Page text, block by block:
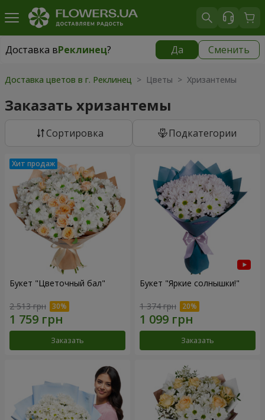
Доставка вРеклинец? Да Сменить
Доставка вРеклинец|
Доставка цветов в г. Реклинец > Цветы > Хризантемы
Заказать хризантемы
Cортировка Подкатегории
Букет "Цветочный бал"
2 513 грн
Заказать
Букет "Яркие солнышки!"
1 374 грн
Заказать